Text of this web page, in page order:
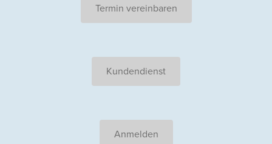
Termin vereinbaren
Kundendienst
Anmelden